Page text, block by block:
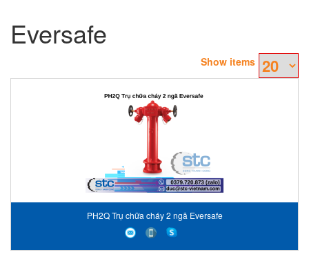
Eversafe
Show items
PH2Q Trụ chữa cháy 2 ngã Eversafe